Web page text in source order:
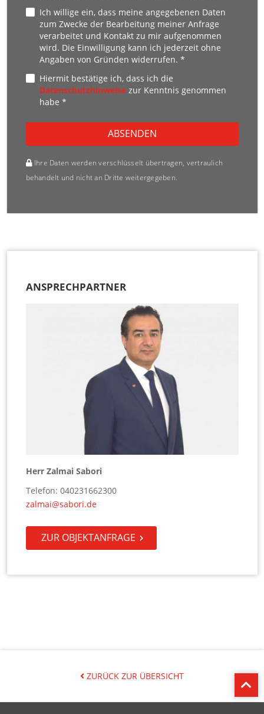
Ich willige ein, dass meine angegebenen Daten
zum Zwecke der Bearbeitung meiner Anfrage
verarbeitet und Kontakt zu mir aufgenommen
wird. Die Einwilligung kann ich jederzeit ohne
Angaben von Gründen widerrufen. *
Hiermit bestätige ich, dass ich die
Datenschutzhinweisezur Kenntnis genommen
habe *
ABSENDEN
Ihre Daten werden verschlüsselt übertragen, vertraulich
behandelt und nicht an Dritte weitergegeben.
ANSPRECHPARTNER
Herr Zalmai Sabori
Telefon: 040231662300
zalmai@sabori.de
ZUR OBJEKTANFRAGE
ZURÜCK ZUR ÜBERSICHT